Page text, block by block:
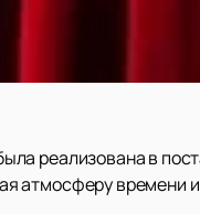
реализована в
атмосферу времени